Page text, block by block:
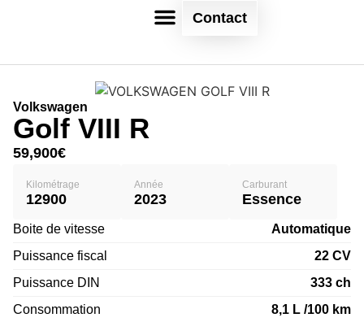
Contact
Volkswagen
Golf VIII R
59,900€
Kilométrage
12900
Année
2023
Carburant
Essence
Boite de vitesse
Automatique
Puissance fiscal
22 CV
Puissance DIN
333 ch
Consommation
8,1 L /100 km